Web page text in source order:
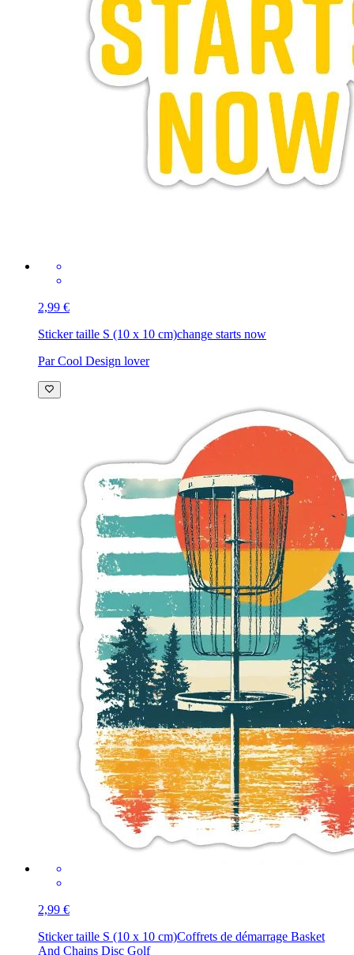
2,99 €
Sticker taille S (10 x 10 cm)change starts now
Par Cool Design lover
2,99 €
Sticker taille S (10 x 10 cm)Coffrets de démarrage Basket
And Chains Disc Golf